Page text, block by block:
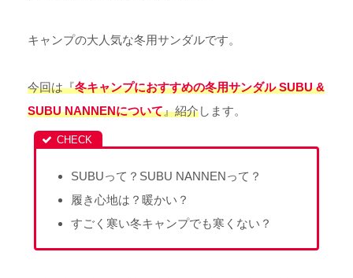
キャンプの大人気な冬用サンダルです。
今回は『冬キャンプにおすすめの冬用サンダル SUBU &
SUBU NANNENについて』紹介します。
SUBUって？SUBU NANNENって？
履き心地は？暖かい？
すごく寒い冬キャンプでも寒くない？